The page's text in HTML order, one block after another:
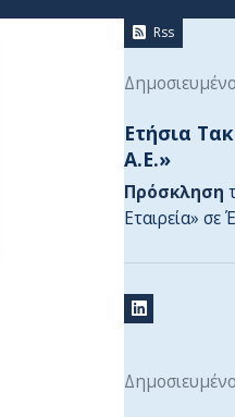
Rss
Ετήσια
Α.Ε.»
Πρόσκληση
Εταιρεία» σε